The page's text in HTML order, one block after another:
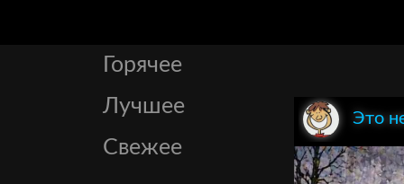
Горячее
Лучшее
Свежее
Это